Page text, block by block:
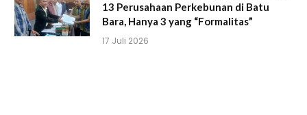
13 Perusahaan Perkebunan di Batu
Bara, Hanya 3 yang “Formalitas”
17 Juli 2026